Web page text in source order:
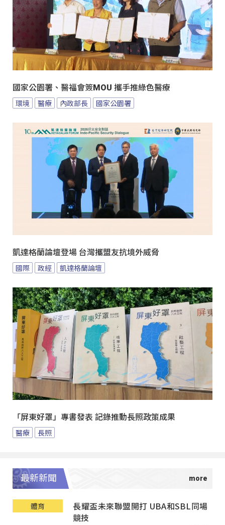
國家公園署、醫福會簽MOU 攜手推綠色醫療
環境 醫療 內政部長 國家公園署
凱達格蘭論壇登場 台灣攜盟友抗境外威脅
國際 政經 凱達格蘭論壇
「屏東好罩」專書發表 記錄推動長照政策成果
醫療 長照
最新新聞
體育
長耀盃未來聯盟開打 UBA和SBL同場
競技